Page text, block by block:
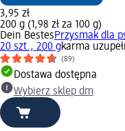
3,95 zł
200 g (1,98 zł za 100 g)
Dein BestesPrzysmak dla
20 szt., 200 gkarma
(89)
Dostawa dostępna
Wybierz sklep dm